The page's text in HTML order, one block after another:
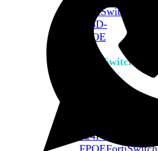
FortiSwitch
548D-
FPOE
FortiSwitch
624F-
FPOEFortiSwitch